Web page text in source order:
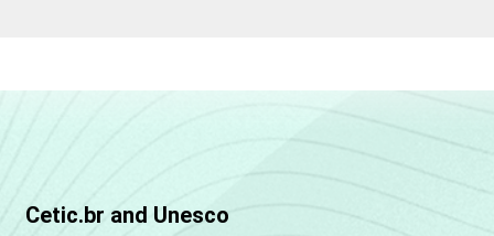
Cetic.br and Unesco